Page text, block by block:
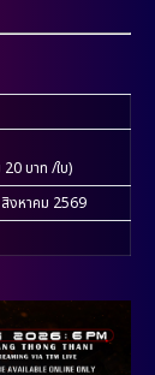
บาท /ใบ)
งหาคม 2569